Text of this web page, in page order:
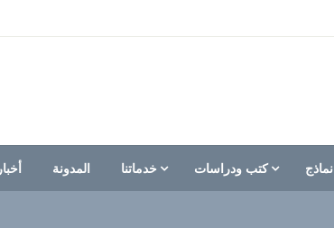
نماذج كتب ودراسات خدماتنا المدونة